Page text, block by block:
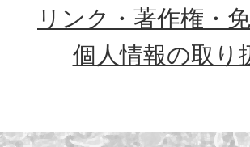
リンク・著作権・
個人情報の取り